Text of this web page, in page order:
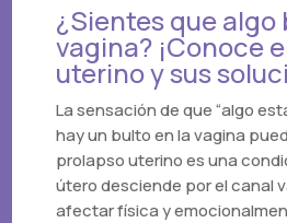
¿Sientes que algo
vagina? ¡Conoce
uterino y sus
La sensación de que “algo
hay un bulto en la vagina
prolapso uterino es una
útero desciende por el canal
afectar física y